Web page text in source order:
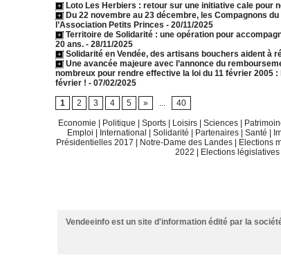
Loto Les Herbiers : retour sur une initiative cale pour
Du 22 novembre au 23 décembre, les Compagnons
l’Association Petits Princes - 20/11/2025
Territoire de Solidarité : une opération pour
20 ans. - 28/11/2025
Solidarité en Vendée, des artisans bouchers aident à
Une avancée majeure avec l’annonce du
nombreux pour rendre effective la loi du 11 février 2005
février ! - 07/02/2025
1 2 3 4 5 » ... 40
Economie Politique Sports Loisirs Sciences
Emploi
International Solidarité Partenaires Santé
Présidentielles 2017
Notre-Dame des Landes Elections
2022
Elections
Vendeeinfo est un site d'information édité par la